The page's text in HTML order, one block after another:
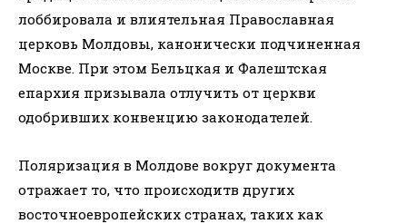
лоббировала и влиятельная Православная
церковь Молдовы, канонически подчиненная
Москве. При этом Бельцкая и Фалештская
епархия призывала отлучить от церкви
одобривших конвенцию законодателей.
Поляризация в Молдове вокруг документа
отражает то, что происходитв других
восточноевропейских странах, таких как